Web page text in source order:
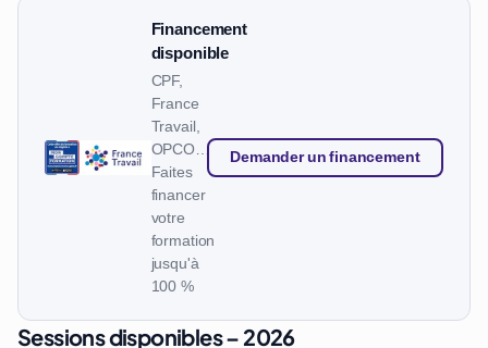
Financement
disponible
CPF,
France
Travail,
OPCO…
Faites
financer
votre
formation
jusqu'à
100 %
Demander un financement
Sessions disponibles – 2026